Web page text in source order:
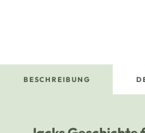
BESCHREIBUNG